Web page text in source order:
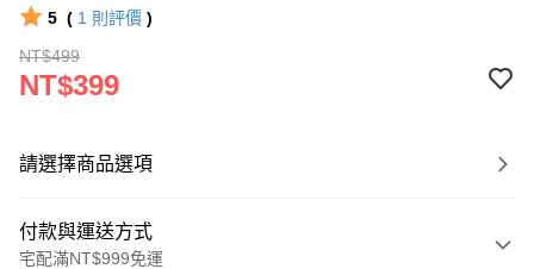
5 ( 1 則評價 )
NT$499
NT$399
請選擇商品選項
付款與運送方式
宅配滿NT$999免運